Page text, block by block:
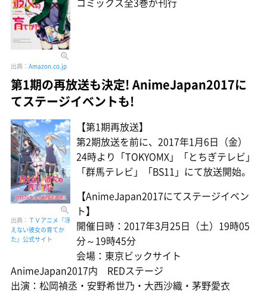
出典： Amazon.co.jp
第1期の再放送も決定! AnimeJapan2017に
てステージイベントも!
出典： ＴＶアニメ『冴
えない彼女の育てか
た』公式サイト
【第1期再放送】
第2期放送を前に、2017年1月6日（金）
24時より「TOKYOMX」「とちぎテレビ」
「群馬テレビ」「BS11」にて放送開始。
【AnimeJapan2017にてステージイベン
ト】
開催日時：2017年3月25日（土）19時05
分～19時45分
会場：東京ビックサイト
AnimeJapan2017内 REDステージ
出演：松岡禎丞・安野希世乃・大西沙織・茅野愛衣